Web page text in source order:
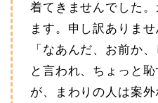
着てきませんでした
ます。申し訳ありませ
「なあんだ、お前か
と言われ、ちょっと
が、まわりの人は案